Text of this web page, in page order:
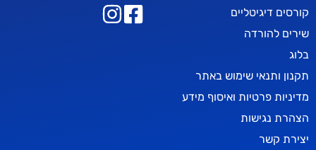
שימוש באתר
ואיסוף מידע